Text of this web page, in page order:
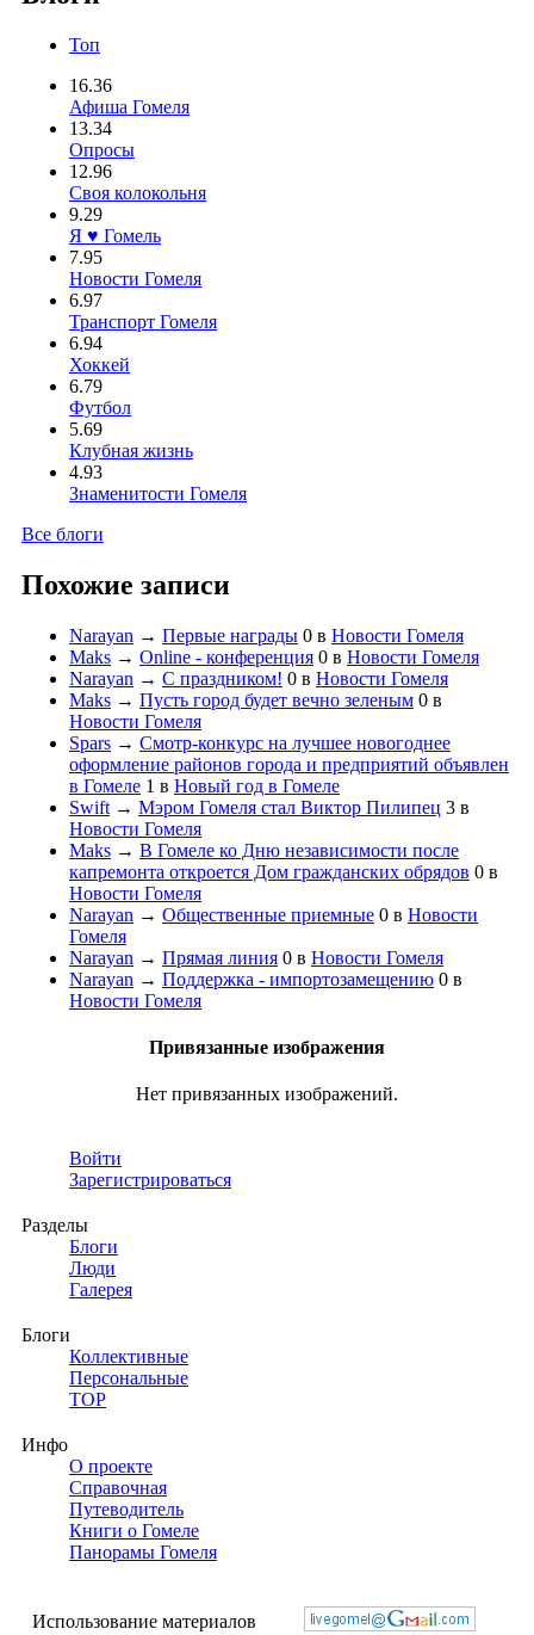
Топ
16.36
Афиша Гомеля
13.34
Опросы
12.96
Своя колокольня
9.29
Я ♥ Гомель
7.95
Новости Гомеля
6.97
Транспорт Гомеля
6.94
Хоккей
6.79
Футбол
5.69
Клубная жизнь
4.93
Знаменитости Гомеля
Все блоги
Похожие записи
Narayan → Первые награды 0 в Новости Гомеля
Maks → Online - конференция 0 в Новости Гомеля
Narayan → С праздником! 0 в Новости Гомеля
Maks → Пусть город будет вечно зеленым 0 в
Новости Гомеля
Spars → Смотр-конкурс на лучшее новогоднее
оформление районов города и предприятий объявлен
в Гомеле 1 в Новый год в Гомеле
Swift → Мэром Гомеля стал Виктор Пилипец 3 в
Новости Гомеля
Maks → В Гомеле ко Дню независимости после
капремонта откроется Дом гражданских обрядов 0 в
Новости Гомеля
Narayan → Общественные приемные 0 в Новости
Гомеля
Narayan → Прямая линия 0 в Новости Гомеля
Narayan → Поддержка - импортозамещению 0 в
Новости Гомеля
Привязанные изображения
Нет привязанных изображений.
Войти
Зарегистрироваться
Разделы
Блоги
Люди
Галерея
Блоги
Коллективные
Персональные
TOP
Инфо
О проекте
Справочная
Путеводитель
Книги о Гомеле
Панорамы Гомеля
Использование материалов